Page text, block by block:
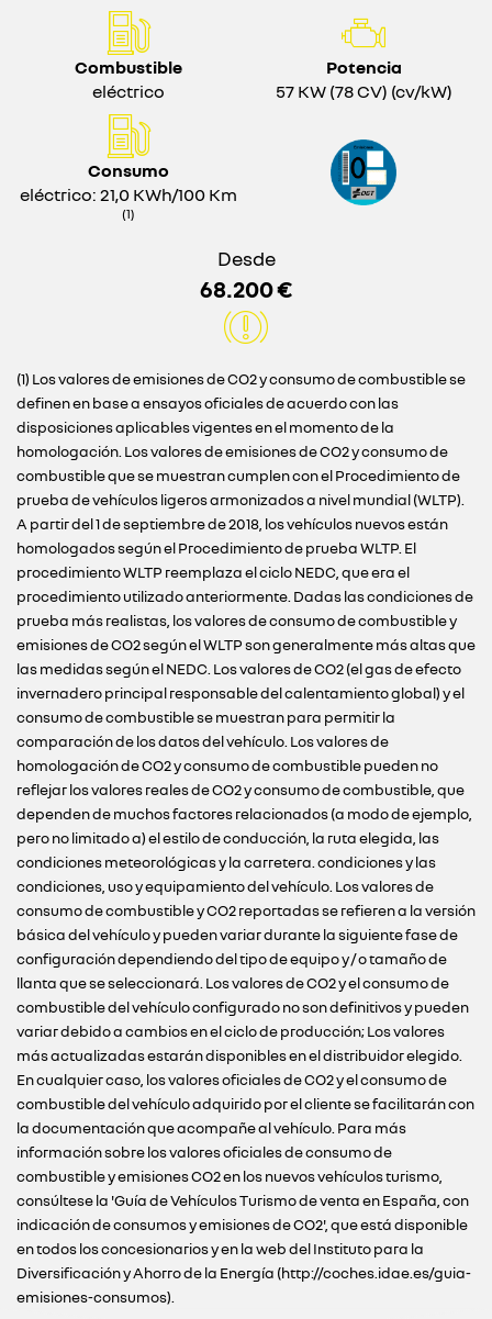
Combustible
eléctrico
Potencia
57 KW (78 CV) (cv/kW)
Consumo
eléctrico: 21,0 KWh/100 Km
(1)
Desde
68.200 €
(1) Los valores de emisiones de CO2 y consumo de combustible se
definen en base a ensayos oficiales de acuerdo con las
disposiciones aplicables vigentes en el momento de la
homologación. Los valores de emisiones de CO2 y consumo de
combustible que se muestran cumplen con el Procedimiento de
prueba de vehículos ligeros armonizados a nivel mundial (WLTP).
A partir del 1 de septiembre de 2018, los vehículos nuevos están
homologados según el Procedimiento de prueba WLTP. El
procedimiento WLTP reemplaza el ciclo NEDC, que era el
procedimiento utilizado anteriormente. Dadas las condiciones de
prueba más realistas, los valores de consumo de combustible y
emisiones de CO2 según el WLTP son generalmente más altas que
las medidas según el NEDC. Los valores de CO2 (el gas de efecto
invernadero principal responsable del calentamiento global) y el
consumo de combustible se muestran para permitir la
comparación de los datos del vehículo. Los valores de
homologación de CO2 y consumo de combustible pueden no
reflejar los valores reales de CO2 y consumo de combustible, que
dependen de muchos factores relacionados (a modo de ejemplo,
pero no limitado a) el estilo de conducción, la ruta elegida, las
condiciones meteorológicas y la carretera. condiciones y las
condiciones, uso y equipamiento del vehículo. Los valores de
consumo de combustible y CO2 reportadas se refieren a la versión
básica del vehículo y pueden variar durante la siguiente fase de
configuración dependiendo del tipo de equipo y / o tamaño de
llanta que se seleccionará. Los valores de CO2 y el consumo de
combustible del vehículo configurado no son definitivos y pueden
variar debido a cambios en el ciclo de producción; Los valores
más actualizadas estarán disponibles en el distribuidor elegido.
En cualquier caso, los valores oficiales de CO2 y el consumo de
combustible del vehículo adquirido por el cliente se facilitarán con
la documentación que acompañe al vehículo. Para más
información sobre los valores oficiales de consumo de
combustible y emisiones CO2 en los nuevos vehículos turismo,
consúltese la 'Guía de Vehículos Turismo de venta en España, con
indicación de consumos y emisiones de CO2', que está disponible
en todos los concesionarios y en la web del Instituto para la
Diversificación y Ahorro de la Energía (http://coches.idae.es/guia-
emisiones-consumos).